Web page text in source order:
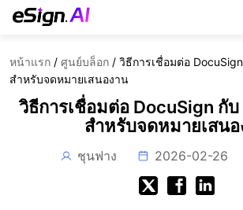
หน้าแรก / ศูนย์บล็อก / วิธีการเชื่อมต่อ
สำหรับจดหมายเสนองาน
วิธีการเชื่อมต่อ DocuSign กับ
สำหรับจดหมายเสนอ
ชุนฟาง 2026-02-26